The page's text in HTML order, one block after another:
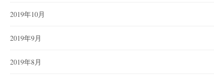
2019年10月
2019年9月
2019年8月